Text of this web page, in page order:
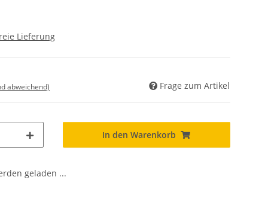
Lieferung
abweichend) Frage zum Artikel
In den Warenkorb
geladen ...